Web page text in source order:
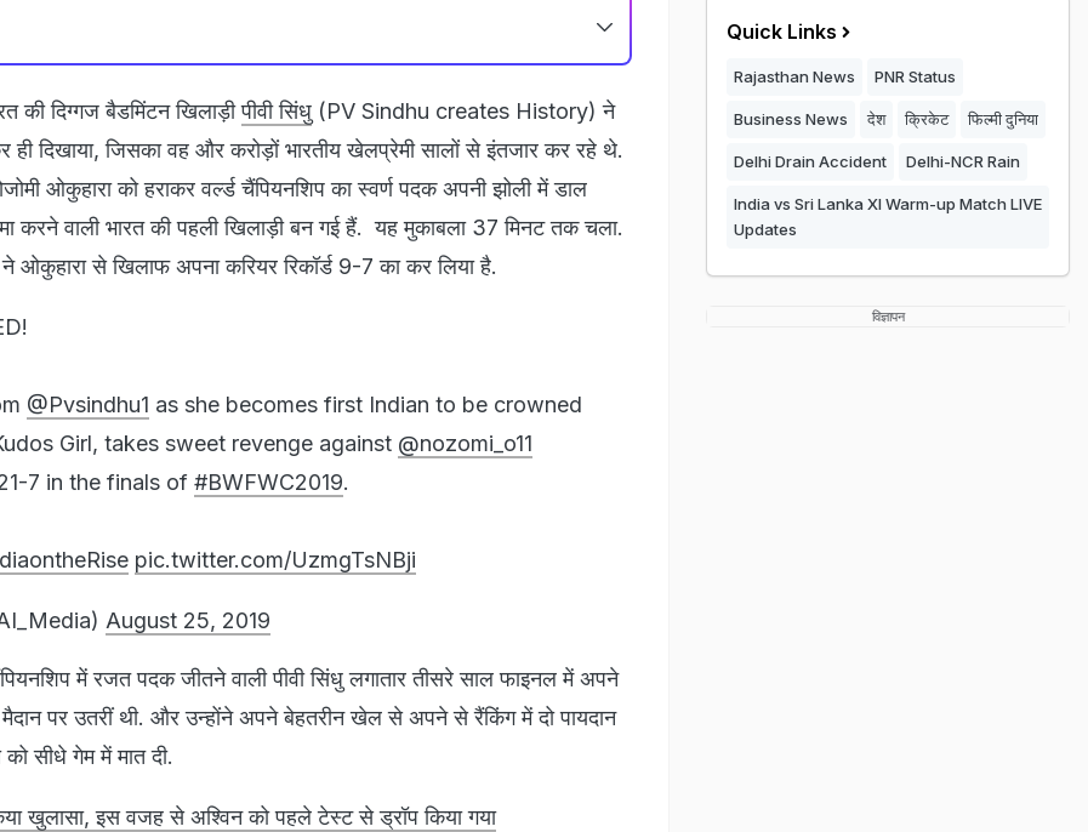
की दिग्गज बैडमिंटन खिलाड़ीपीवी सिंधु (PV Sindhu creates History) ने
ही दिखाया, जिसका वह और करोड़ों भारतीय खेलप्रेमी सालों से इंतजार कर रहे थे.
ओकुहारा को हराकर वर्ल्ड चैंपियनशिप का स्वर्ण पदक अपनी झोली में डाल
करने वाली भारत की पहली खिलाड़ी बन गई हैं. यह मुकाबला 37 मिनट तक चला.
ओकुहारा से खिलाफ अपना करियर रिकॉर्ड 9-7 का कर लिया है.
@Pvsindhu1 as she becomes first Indian to be crowned
Girl, takes sweet revenge against @nozomi_o11
7 in the finals of #BWFWC2019.
pic.twitter.com/UzmgTsNBji
August 25, 2019
में रजत पदक जीतने वाली पीवी सिंधु लगातार तीसरे साल फाइनल में अपने
पर उतरीं थी. और उन्होंने अपने बेहतरीन खेल से अपने से रैंकिंग में दो पायदान
सीधे गेम में मात दी.
खुलासा, इस वजह से अश्विन को पहले टेस्ट से ड्रॉप किया गया
Quick Links
Rajasthan News PNR Status
Business News देश क्रिकेट फिल्मी दुनिया
Delhi Drain Accident Delhi-NCR Rain
India vs Sri Lanka XI Warm-up Match LIVE
Updates
विज्ञापन